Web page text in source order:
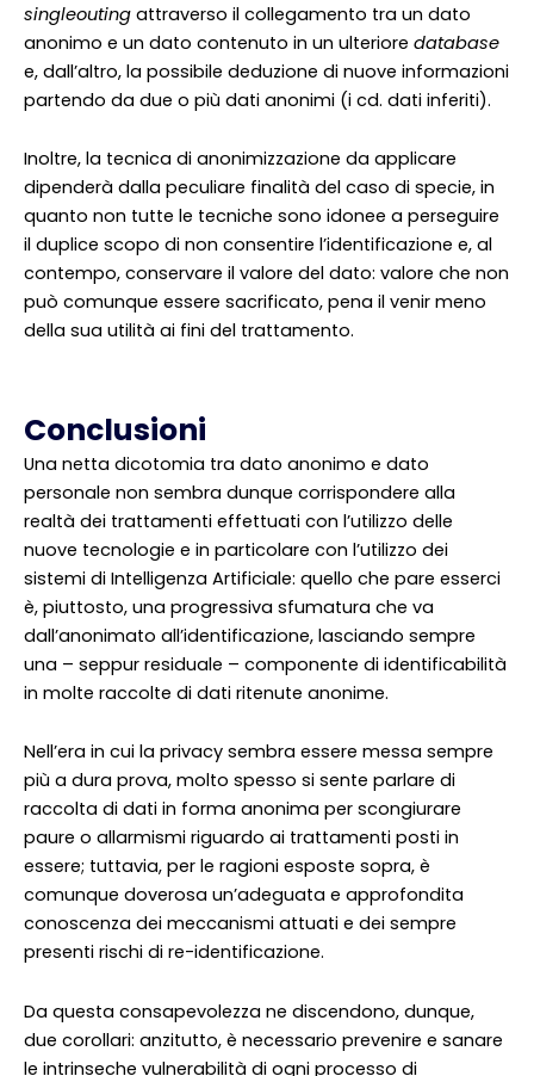
singleouting attraverso il collegamento tra un dato
anonimo e un dato contenuto in un ulteriore database
e, dall’altro, la possibile deduzione di nuove informazioni
partendo da due o più dati anonimi (i cd. dati inferiti).
Inoltre, la tecnica di anonimizzazione da applicare
dipenderà dalla peculiare finalità del caso di specie, in
quanto non tutte le tecniche sono idonee a perseguire
il duplice scopo di non consentire l’identificazione e, al
contempo, conservare il valore del dato: valore che non
può comunque essere sacrificato, pena il venir meno
della sua utilità ai fini del trattamento.
Conclusioni
Una netta dicotomia tra dato anonimo e dato
personale non sembra dunque corrispondere alla
realtà dei trattamenti effettuati con l’utilizzo delle
nuove tecnologie e in particolare con l’utilizzo dei
sistemi di Intelligenza Artificiale: quello che pare esserci
è, piuttosto, una progressiva sfumatura che va
dall’anonimato all’identificazione, lasciando sempre
una – seppur residuale – componente di identificabilità
in molte raccolte di dati ritenute anonime.
Nell’era in cui la privacy sembra essere messa sempre
più a dura prova, molto spesso si sente parlare di
raccolta di dati in forma anonima per scongiurare
paure o allarmismi riguardo ai trattamenti posti in
essere; tuttavia, per le ragioni esposte sopra, è
comunque doverosa un’adeguata e approfondita
conoscenza dei meccanismi attuati e dei sempre
presenti rischi di re-identificazione.
Da questa consapevolezza ne discendono, dunque,
due corollari: anzitutto, è necessario prevenire e sanare
le intrinseche vulnerabilità di ogni processo di